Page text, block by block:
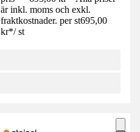
är inkl. moms och exkl.
fraktkostnader. per st695,00
kr*/ st